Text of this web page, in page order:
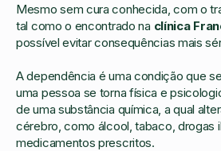
Mesmo sem cura conhecida, com o
tal como o encontrado na clínica
possível evitar consequências mais
A dependência é uma condição que
uma pessoa se torna física e
de uma substância química, a qual
cérebro, como álcool, tabaco, drogas
medicamentos prescritos.